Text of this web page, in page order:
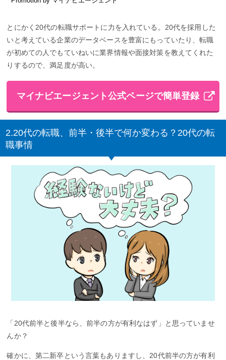
とにかく20代の転職サポートに力を入れている。20代を採用した
いと考えている企業のデータベースを豊富にもっていたり、転職
が初めての人でもていねいに業界情報や面接対策を教えてくれた
りするので、満足度が高い。
マイナビエージェント公式ページで簡単登録
2.20代の転職、前半・後半で何か変わる？20代の転
職事情
「20代前半と後半なら、前半の方が有利なはず」と思っていませ
んか？
確かに、第二新卒という言葉もありますし、20代前半の方が有利